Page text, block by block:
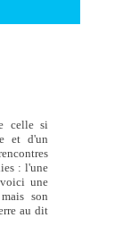
celle si
et d'un
: l'une
une
son
au dit